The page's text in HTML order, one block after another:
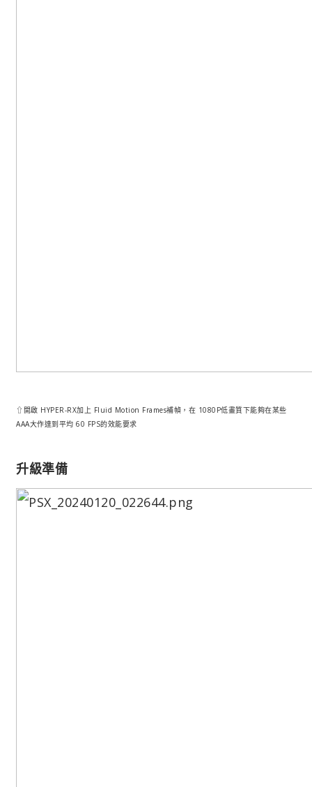
⇧開啟 HYPER-RX加上 Fluid Motion Frames補幀，在 1080P低畫質下能夠在某些
AAA大作達到平均 60 FPS的效能要求
升級準備